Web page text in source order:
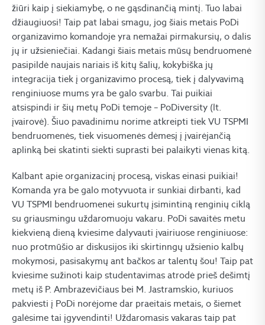
žiūri kaip į siekiamybę, o ne gąsdinančią mintį. Tuo labai
džiaugiuosi! Taip pat labai smagu, jog šiais metais PoDi
organizavimo komandoje yra nemažai pirmakursių, o dalis
jų ir užsieniečiai. Kadangi šiais metais mūsų bendruomenė
pasipildė naujais nariais iš kitų šalių, kokybiška jų
integracija tiek į organizavimo procesą, tiek į dalyvavimą
renginiuose mums yra be galo svarbu. Tai puikiai
atsispindi ir šių metų PoDi temoje – PoDiversity (lt.
įvairovė). Šiuo pavadinimu norime atkreipti tiek VU TSPMI
bendruomenės, tiek visuomenės dėmesį į įvairėjančią
aplinką bei skatinti siekti suprasti bei palaikyti vienas kitą.
Kalbant apie organizacinį procesą, viskas einasi puikiai!
Komanda yra be galo motyvuota ir sunkiai dirbanti, kad
VU TSPMI bendruomenei sukurtų įsimintiną renginių ciklą
su griausmingu uždaromuoju vakaru. PoDi savaitės metu
kiekvieną dieną kviesime dalyvauti įvairiuose renginiuose:
nuo protmūšio ar diskusijos iki skirtinngų užsienio kalbų
mokymosi, pasisakymų ant bačkos ar talentų šou! Taip pat
kviesime sužinoti kaip studentavimas atrodė prieš dešimtį
metų iš P. Ambrazevičiaus bei M. Jastramskio, kuriuos
pakviesti į PoDi norėjome dar praeitais metais, o šiemet
galėsime tai įgyvendinti! Uždaromasis vakaras taip pat